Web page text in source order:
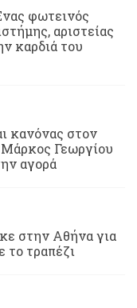
φωτεινός
αριστείας
καρδιά του
κανόνας στον
Μάρκος Γεωργίου
αγορά
στην Αθήνα για
το τραπέζι